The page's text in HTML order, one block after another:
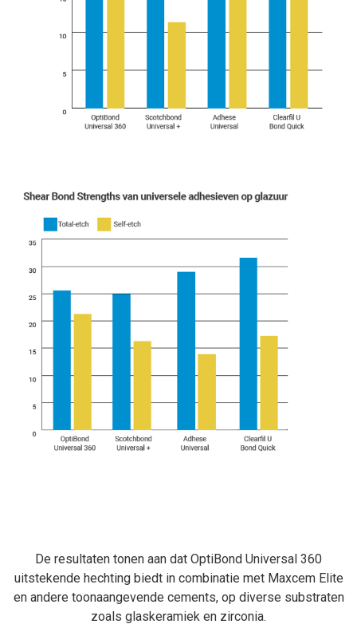
De resultaten tonen aan dat OptiBond Universal 360
uitstekende hechting biedt in combinatie met Maxcem Elite
en andere toonaangevende cements, op diverse substraten
zoals glaskeramiek en zirconia.